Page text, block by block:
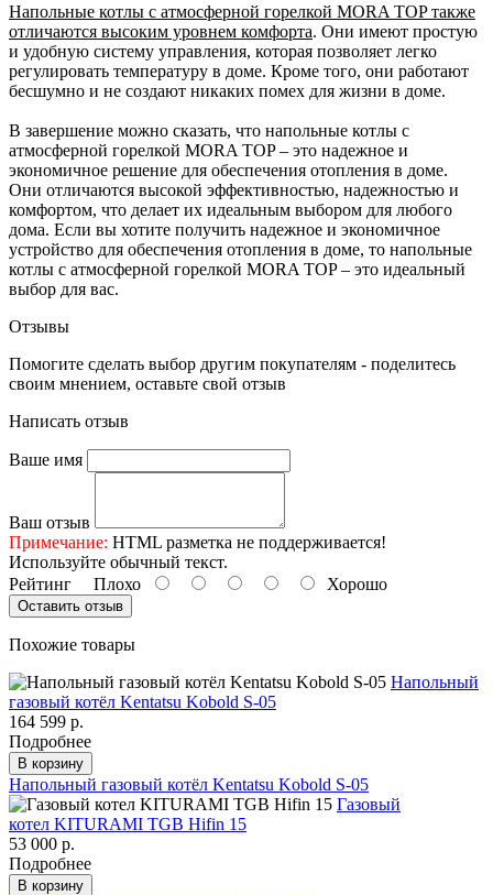
Напольные котлы с атмосферной горелкой MORA TOP также
отличаются высоким уровнем комфорта. Они имеют простую
и удобную систему управления, которая позволяет легко
регулировать температуру в доме. Кроме того, они работают
бесшумно и не создают никаких помех для жизни в доме.
В завершение можно сказать, что напольные котлы с
атмосферной горелкой MORA TOP – это надежное и
экономичное решение для обеспечения отопления в доме.
Они отличаются высокой эффективностью, надежностью и
комфортом, что делает их идеальным выбором для любого
дома. Если вы хотите получить надежное и экономичное
устройство для обеспечения отопления в доме, то напольные
котлы с атмосферной горелкой MORA TOP – это идеальный
выбор для вас.
Отзывы
Помогите сделать выбор другим покупателям - поделитесь
своим мнением, оставьте свой отзыв
Написать отзыв
Ваше имя
Ваш отзыв
Примечание: HTML разметка не поддерживается!
Используйте обычный текст.
Рейтинг Плохо Хорошо
Оставить отзыв
Похожие товары
Напольный
газовый котёл Kentatsu Kobold S-05
164 599 р.
Подробнее
В корзину
Напольный газовый котёл Kentatsu Kobold S-05
Газовый
котел KITURAMI TGB Hifin 15
53 000 р.
Подробнее
В корзину